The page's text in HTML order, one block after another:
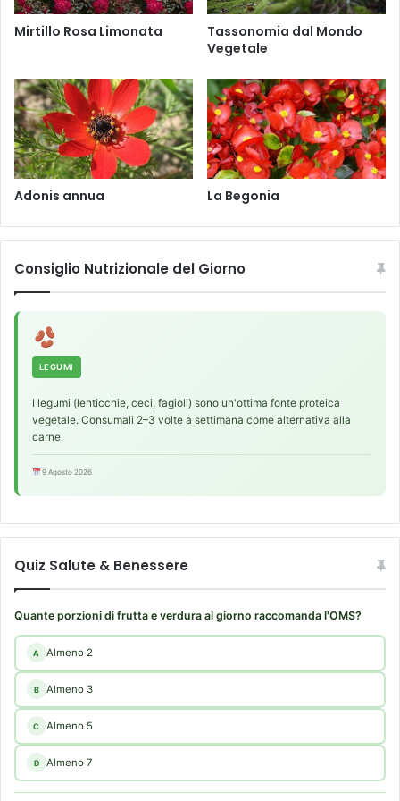
s
Mirtillo Rosa Limonata
Tassonomia dal Mondo
Vegetale
Adonis annua La Begonia
Consiglio Nutrizionale del Giorno
LEGUMI
I legumi (lenticchie, ceci, fagioli) sono un'ottima fonte proteica
vegetale. Consumali 2–3 volte a settimana come alternativa alla
carne.
9 Agosto 2026
Quiz Salute & Benessere
Quante porzioni di frutta e verdura al giorno raccomanda l'OMS?
A Almeno 2
B Almeno 3
C Almeno 5
D Almeno 7